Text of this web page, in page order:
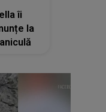
îi
la